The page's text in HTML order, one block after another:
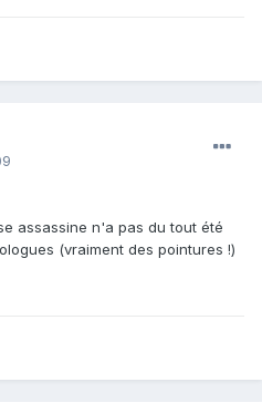
assassine n'a pas du tout été
(vraiment des pointures !)